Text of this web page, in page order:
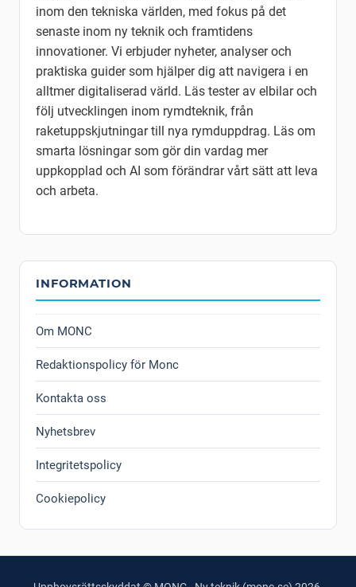
inom den tekniska världen, med fokus på det
senaste inom ny teknik och framtidens
innovationer. Vi erbjuder nyheter, analyser och
praktiska guider som hjälper dig att navigera i en
alltmer digitaliserad värld. Läs tester av elbilar och
följ utvecklingen inom rymdteknik, från
raketuppskjutningar till nya rymduppdrag. Läs om
smarta lösningar som gör din vardag mer
uppkopplad och AI som förändrar vårt sätt att leva
och arbeta.
INFORMATION
Om MONC
Redaktionspolicy för Monc
Kontakta oss
Nyhetsbrev
Integritetspolicy
Cookiepolicy